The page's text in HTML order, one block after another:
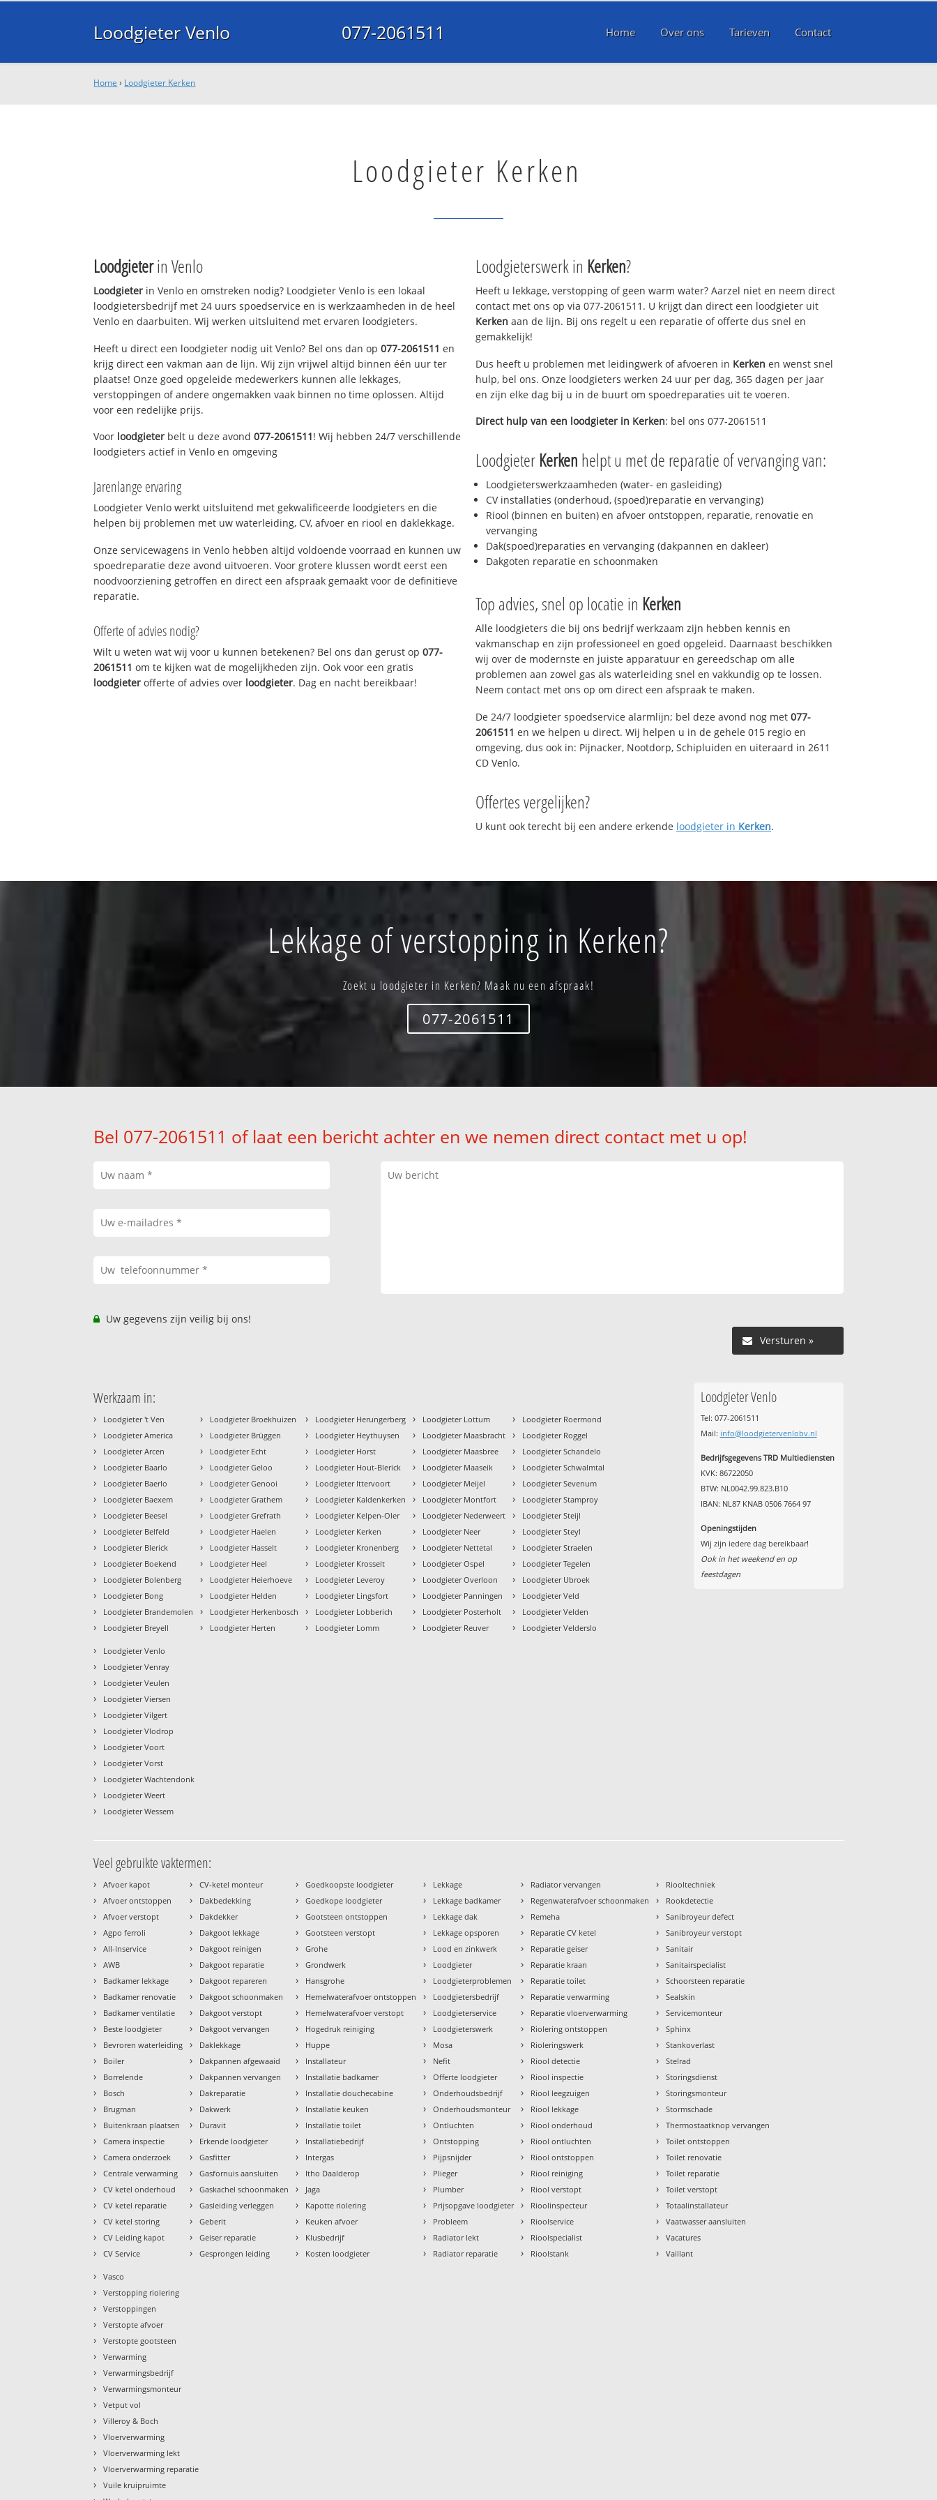
Loodgieter Venlo 077-2061511 Home Over ons Tarieven Contact
Home › Loodgieter Kerken
Loodgieter Kerken
Loodgieterin Venlo
Loodgieter in Venlo en omstreken nodig? Loodgieter Venlo is een lokaal
loodgietersbedrijf met 24 uurs spoedservice en is werkzaamheden in de heel
Venlo en daarbuiten. Wij werken uitsluitend met ervaren loodgieters.
Heeft u direct een loodgieter nodig uit Venlo? Bel ons dan op077-2061511 en
krijg direct een vakman aan de lijn. Wij zijn vrijwel altijd binnen één uur ter
plaatse! Onze goed opgeleide medewerkers kunnen alle lekkages,
verstoppingen of andere ongemakken vaak binnen no time oplossen. Altijd
voor een redelijke prijs.
Voor loodgieter belt u deze avond077-2061511! Wij hebben 24/7 verschillende
loodgieters actief in Venlo en omgeving
Jarenlange ervaring
Loodgieter Venlo werkt uitsluitend met gekwalificeerde loodgieters en die
helpen bij problemen met uw waterleiding, CV, afvoer en riool en daklekkage.
Onze servicewagens in Venlo hebben altijd voldoende voorraad en kunnen uw
spoedreparatie deze avond uitvoeren. Voor grotere klussen wordt eerst een
noodvoorziening getroffen en direct een afspraak gemaakt voor de definitieve
reparatie.
Offerte of advies nodig?
Wilt u weten wat wij voor u kunnen betekenen? Bel ons dan gerust op077-
2061511 om te kijken wat de mogelijkheden zijn. Ook voor een gratis
loodgieter offerte of advies over loodgieter. Dag en nacht bereikbaar!
Loodgieterswerk in Kerken?
Heeft u lekkage, verstopping of geen warm water? Aarzel niet en neem direct
contact met ons op via 077-2061511. U krijgt dan direct een loodgieter uit
Kerken aan de lijn. Bij ons regelt u een reparatie of offerte dus snel en
gemakkelijk!
Dus heeft u problemen met leidingwerk of afvoeren in Kerken en wenst snel
hulp, bel ons. Onze loodgieters werken 24 uur per dag, 365 dagen per jaar
en zijn elke dag bij u in de buurt om spoedreparaties uit te voeren.
Direct hulp van een loodgieter in Kerken: bel ons 077-2061511
Loodgieter Kerken helpt u met de reparatie of vervanging van:
Loodgieterswerkzaamheden (water- en gasleiding)
CV installaties (onderhoud, (spoed)reparatie en vervanging)
Riool (binnen en buiten) en afvoer ontstoppen, reparatie, renovatie en
vervanging
Dak(spoed)reparaties en vervanging (dakpannen en dakleer)
Dakgoten reparatie en schoonmaken
Top advies, snel op locatie in Kerken
Alle loodgieters die bij ons bedrijf werkzaam zijn hebben kennis en
vakmanschap en zijn professioneel en goed opgeleid. Daarnaast beschikken
wij over de modernste en juiste apparatuur en gereedschap om alle
problemen aan zowel gas als waterleiding snel en vakkundig op te lossen.
Neem contact met ons op om direct een afspraak te maken.
De 24/7 loodgieter spoedservice alarmlijn; bel deze avond nog met 077-
2061511 en we helpen u direct. Wij helpen u in de gehele 015 regio en
omgeving, dus ook in: Pijnacker, Nootdorp, Schipluiden en uiteraard in 2611
CD Venlo.
Offertes vergelijken?
U kunt ook terecht bij een andere erkende loodgieter in Kerken.
Lekkage of verstopping in Kerken?
Zoekt u loodgieter in Kerken? Maak nu een afspraak!
077-2061511
Bel 077-2061511 of laat een bericht achter en we nemen direct contact met u op!
Uw gegevens zijn veilig bij ons!
Versturen »
Werkzaam in:
› Loodgieter 't Ven
› Loodgieter America
› Loodgieter Arcen
› Loodgieter Baarlo
› Loodgieter Baerlo
› Loodgieter Baexem
› Loodgieter Beesel
› Loodgieter Belfeld
› Loodgieter Blerick
› Loodgieter Boekend
› Loodgieter Bolenberg
› Loodgieter Bong
› Loodgieter Brandemolen
› Loodgieter Breyell
› Loodgieter Broekhuizen
› Loodgieter Brüggen
› Loodgieter Echt
› Loodgieter Geloo
› Loodgieter Genooi
› Loodgieter Grathem
› Loodgieter Grefrath
› Loodgieter Haelen
› Loodgieter Hasselt
› Loodgieter Heel
› Loodgieter Heierhoeve
› Loodgieter Helden
› Loodgieter Herkenbosch
› Loodgieter Herten
› Loodgieter Herungerberg
› Loodgieter Heythuysen
› Loodgieter Horst
› Loodgieter Hout-Blerick
› Loodgieter Ittervoort
› Loodgieter Kaldenkerken
› Loodgieter Kelpen-Oler
› Loodgieter Kerken
› Loodgieter Kronenberg
› Loodgieter Krosselt
› Loodgieter Leveroy
› Loodgieter Lingsfort
› Loodgieter Lobberich
› Loodgieter Lomm
› Loodgieter Lottum
› Loodgieter Maasbracht
› Loodgieter Maasbree
› Loodgieter Maaseik
› Loodgieter Meijel
› Loodgieter Montfort
› Loodgieter Nederweert
› Loodgieter Neer
› Loodgieter Nettetal
› Loodgieter Ospel
› Loodgieter Overloon
› Loodgieter Panningen
› Loodgieter Posterholt
› Loodgieter Reuver
› Loodgieter Roermond
› Loodgieter Roggel
› Loodgieter Schandelo
› Loodgieter Schwalmtal
› Loodgieter Sevenum
› Loodgieter Stamproy
› Loodgieter Steijl
› Loodgieter Steyl
› Loodgieter Straelen
› Loodgieter Tegelen
› Loodgieter Ubroek
› Loodgieter Veld
› Loodgieter Velden
› Loodgieter Velderslo
› Loodgieter Venlo
› Loodgieter Venray
› Loodgieter Veulen
› Loodgieter Viersen
› Loodgieter Vilgert
› Loodgieter Vlodrop
› Loodgieter Voort
› Loodgieter Vorst
› Loodgieter Wachtendonk
› Loodgieter Weert
› Loodgieter Wessem
Loodgieter Venlo
Tel: 077-2061511
Mail: info@loodgietervenlobv.nl
Bedrijfsgegevens TRD Multiediensten
KVK: 86722050
BTW: NL0042.99.823.B10
IBAN: NL87 KNAB 0506 7664 97
Openingstijden
Wij zijn iedere dag bereikbaar!
Ook in het weekend en op
feestdagen
Veel gebruikte vaktermen:
› Afvoer kapot
› Afvoer ontstoppen
› Afvoer verstopt
› Agpo ferroli
› All-Inservice
› AWB
› Badkamer lekkage
› Badkamer renovatie
› Badkamer ventilatie
› Beste loodgieter
› Bevroren waterleiding
› Boiler
› Borrelende
› Bosch
› Brugman
› Buitenkraan plaatsen
› Camera inspectie
› Camera onderzoek
› Centrale verwarming
› CV ketel onderhoud
› CV ketel reparatie
› CV ketel storing
› CV Leiding kapot
› CV Service
› CV-ketel monteur
› Dakbedekking
› Dakdekker
› Dakgoot lekkage
› Dakgoot reinigen
› Dakgoot reparatie
› Dakgoot repareren
› Dakgoot schoonmaken
› Dakgoot verstopt
› Dakgoot vervangen
› Daklekkage
› Dakpannen afgewaaid
› Dakpannen vervangen
› Dakreparatie
› Dakwerk
› Duravit
› Erkende loodgieter
› Gasfitter
› Gasfornuis aansluiten
› Gaskachel schoonmaken
› Gasleiding verleggen
› Geberit
› Geiser reparatie
› Gesprongen leiding
› Goedkoopste loodgieter
› Goedkope loodgieter
› Gootsteen ontstoppen
› Gootsteen verstopt
› Grohe
› Grondwerk
› Hansgrohe
› Hemelwaterafvoer ontstoppen
› Hemelwaterafvoer verstopt
› Hogedruk reiniging
› Huppe
› Installateur
› Installatie badkamer
› Installatie douchecabine
› Installatie keuken
› Installatie toilet
› Installatiebedrijf
› Intergas
› Itho Daalderop
› Jaga
› Kapotte riolering
› Keuken afvoer
› Klusbedrijf
› Kosten loodgieter
› Lekkage
› Lekkage badkamer
› Lekkage dak
› Lekkage opsporen
› Lood en zinkwerk
› Loodgieter
› Loodgieterproblemen
› Loodgietersbedrijf
› Loodgieterservice
› Loodgieterswerk
› Mosa
› Nefit
› Offerte loodgieter
› Onderhoudsbedrijf
› Onderhoudsmonteur
› Ontluchten
› Ontstopping
› Pijpsnijder
› Plieger
› Plumber
› Prijsopgave loodgieter
› Probleem
› Radiator lekt
› Radiator reparatie
› Radiator vervangen
› Regenwaterafvoer schoonmaken
› Remeha
› Reparatie CV ketel
› Reparatie geiser
› Reparatie kraan
› Reparatie toilet
› Reparatie verwarming
› Reparatie vloerverwarming
› Riolering ontstoppen
› Rioleringswerk
› Riool detectie
› Riool inspectie
› Riool leegzuigen
› Riool lekkage
› Riool onderhoud
› Riool ontluchten
› Riool ontstoppen
› Riool reiniging
› Riool verstopt
› Rioolinspecteur
› Rioolservice
› Rioolspecialist
› Rioolstank
› Riooltechniek
› Rookdetectie
› Sanibroyeur defect
› Sanibroyeur verstopt
› Sanitair
› Sanitairspecialist
› Schoorsteen reparatie
› Sealskin
› Servicemonteur
› Sphinx
› Stankoverlast
› Stelrad
› Storingsdienst
› Storingsmonteur
› Stormschade
› Thermostaatknop vervangen
› Toilet ontstoppen
› Toilet renovatie
› Toilet reparatie
› Toilet verstopt
› Totaalinstallateur
› Vaatwasser aansluiten
› Vacatures
› Vaillant
› Vasco
› Verstopping riolering
› Verstoppingen
› Verstopte afvoer
› Verstopte gootsteen
› Verwarming
› Verwarmingsbedrijf
› Verwarmingsmonteur
› Vetput vol
› Villeroy & Boch
› Vloerverwarming
› Vloerverwarming lekt
› Vloerverwarming reparatie
› Vuile kruipruimte